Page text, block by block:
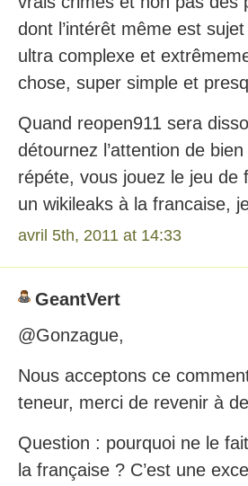
dont l’intérêt même est
ultra complexe et
chose, super simple et
Quand reopen911 sera
détournez l’attention de
répéte, vous jouez le jeu de
un wikileaks à la francaise,
avril 5th, 2011 at 14:33
GeantVert
@Gonzague,
Nous acceptons ce
teneur, merci de revenir à
Question : pourquoi ne le
la française ? C’est une